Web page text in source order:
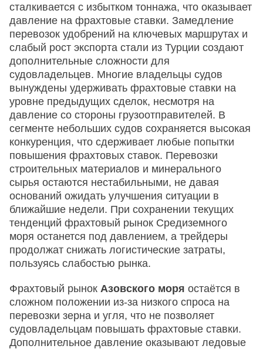
сталкивается с избытком тоннажа, что оказывает
давление на фрахтовые ставки. Замедление
перевозок удобрений на ключевых маршрутах и
слабый рост экспорта стали из Турции создают
дополнительные сложности для
судовладельцев. Многие владельцы судов
вынуждены удерживать фрахтовые ставки на
уровне предыдущих сделок, несмотря на
давление со стороны грузоотправителей. В
сегменте небольших судов сохраняется высокая
конкуренция, что сдерживает любые попытки
повышения фрахтовых ставок. Перевозки
строительных материалов и минерального
сырья остаются нестабильными, не давая
оснований ожидать улучшения ситуации в
ближайшие недели. При сохранении текущих
тенденций фрахтовый рынок Средиземного
моря останется под давлением, а трейдеры
продолжат снижать логистические затраты,
пользуясь слабостью рынка.
Фрахтовый рынок Азовского моря остаётся в
сложном положении из-за низкого спроса на
перевозки зерна и угля, что не позволяет
судовладельцам повышать фрахтовые ставки.
Дополнительное давление оказывают ледовые